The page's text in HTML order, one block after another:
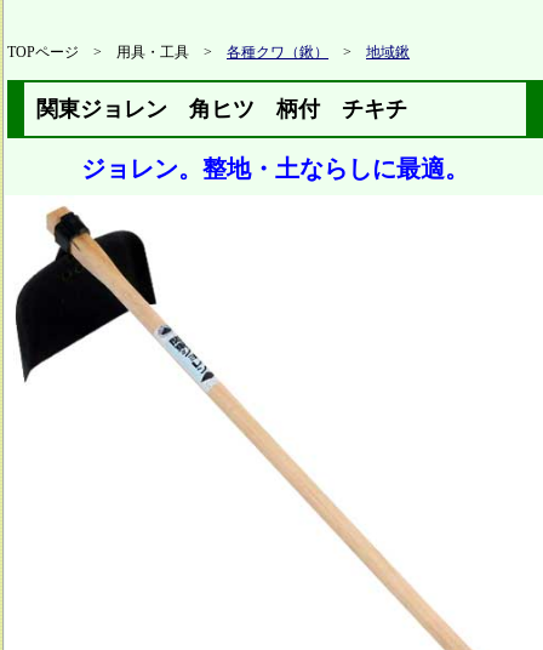
TOPページ > 用具・工具 > 各種クワ（鍬） > 地域鍬
関東ジョレン 角ヒツ 柄付 チキチ
ジョレン。整地・土ならしに最適。